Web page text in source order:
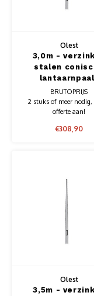
Opzetstukken-uithouders
Aluminium rechte WIFI
Olest
3,0m -
stalen
lichtmast,
3,0m, topmaat
BRUTOPRIJS
2 stuks of meer nodig,
offerte aan!
€308,90
Olest
3,5m -